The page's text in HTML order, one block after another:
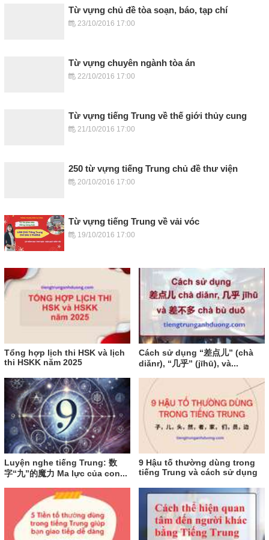
Từ vựng chủ đề tòa soạn, báo, tạp chí
23/10/2016 17:00
Từ vựng chuyên ngành tòa án
22/10/2016 17:00
Từ vựng tiếng Trung về thế giới thủy cung
21/10/2016 17:00
250 từ vựng tiếng Trung chủ đề thư viện
20/10/2016 17:00
Từ vựng tiếng Trung về vải vóc
19/10/2016 17:00
Tổng hợp lịch thi HSK và lịch
thi HSKK năm 2025
Cách sử dụng “差点儿” (chà
diǎnr), “几乎” (jīhū), và...
Luyện nghe tiếng Trung: 数
字“九”的魔力 Ma lực của con...
9 Hậu tố thường dùng trong
tiếng Trung và cách sử dụng